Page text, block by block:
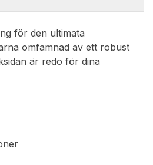
för den ultimata
omfamnad av ett robust
är redo för dina